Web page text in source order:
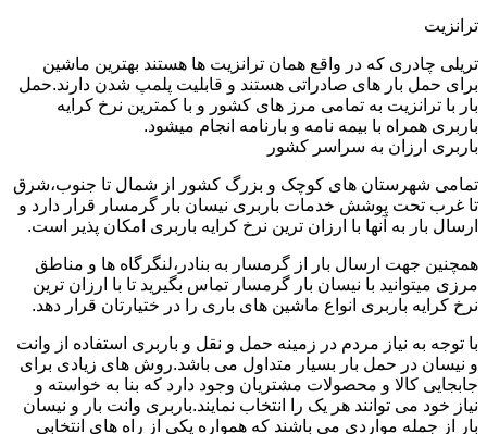
ترانزیت
تریلی چادری که در واقع همان ترانزیت ها هستند بهترین ماشین
برای حمل بار های صادراتی هستند و قابلیت پلمپ شدن دارند.حمل
بار با ترانزیت به تمامی مرز های کشور و با کمترین نرخ کرایه
باربری همراه با بیمه نامه و بارنامه انجام میشود.
باربری ارزان به سراسر کشور
تمامی شهرستان های کوچک و بزرگ کشور از شمال تا جنوب،شرق
تا غرب تحت پوشش خدمات باربری نیسان بار گرمسار قرار دارد و
ارسال بار به آنها با ارزان ترین نرخ کرایه باربری امکان پذیر است.
همچنین جهت ارسال بار از گرمسار به بنادر،لنگرگاه ها و مناطق
مرزی میتوانید با نیسان بار گرمسار تماس بگیرید تا با ارزان ترین
نرخ کرایه باربری انواع ماشین های باری را در ختیارتان قرار دهد.
با توجه به نیاز مردم در زمینه حمل و نقل و باربری استفاده از وانت
و نیسان در حمل بار بسیار متداول می باشد.روش های زیادی برای
جابجایی کالا و محصولات مشتریان وجود دارد که بنا به خواسته و
نیاز خود می توانند هر یک را انتخاب نمایند.باربری وانت بار و نیسان
بار از جمله مواردی می باشند که همواره یکی از راه های انتخابی